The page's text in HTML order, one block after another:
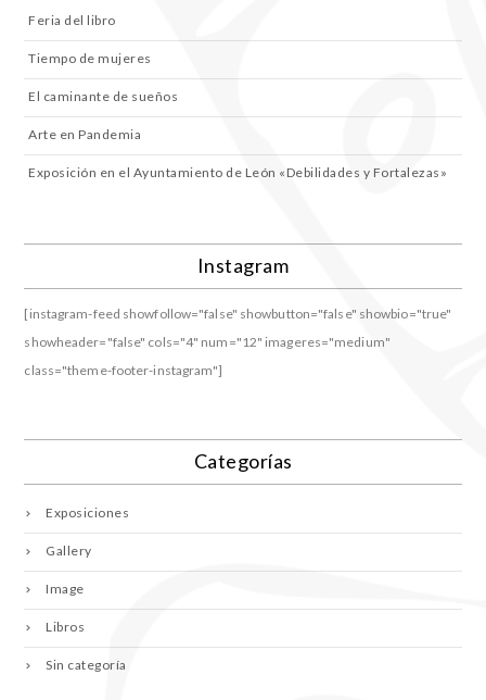
Feria del libro
Tiempo de mujeres
El caminante de sueños
Arte en Pandemia
Exposición en el Ayuntamiento de León «Debilidades y Fortalezas»
Instagram
[instagram-feed showfollow="false" showbutton="false" showbio="true"
showheader="false" cols="4" num="12" imageres="medium"
class="theme-footer-instagram"]
Categorías
Exposiciones
Gallery
Image
Libros
Sin categoría